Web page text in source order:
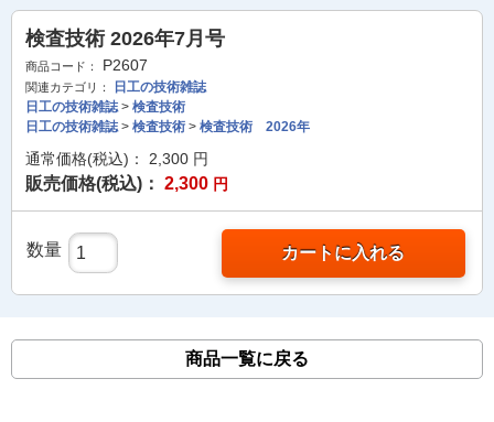
検査技術 2026年7月号
商品コード： P2607
関連カテゴリ：
日工の技術雑誌
日工の技術雑誌> 検査技術
日工の技術雑誌> 検査技術 > 検査技術 2026年
通常価格(税込)： 2,300 円
販売価格(税込)： 2,300 円
数量 カートに入れる
商品一覧に戻る